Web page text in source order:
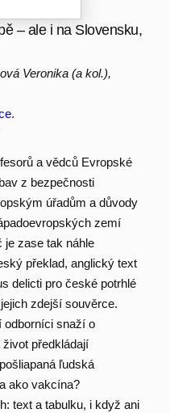
– ale i na Slovensku,
Veronika (a kol.),
a vědců Evropské
z bezpečnosti
úřadům a důvody
zemí
je zase tak náhle
překlad, anglický text
delicti pro české potrhlé
zdejší souvěrce.
odborníci snaží o
předkládají
ľudská
ako vakcína?
text a tabulku, i když ani